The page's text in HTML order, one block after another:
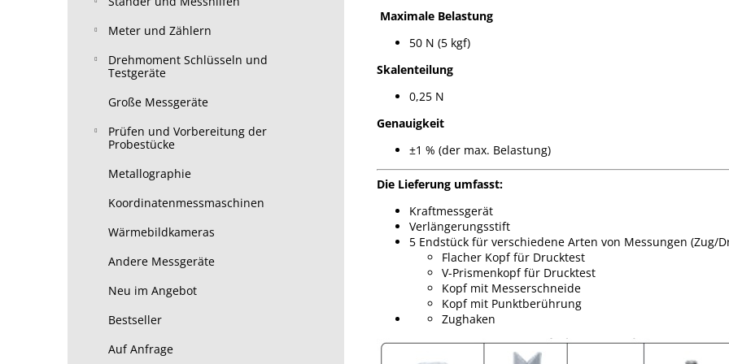
Meter und Zählern
Drehmoment Schlüsseln und
Testgeräte
Große Messgeräte
Prüfen und Vorbereitung der
Probestücke
Metallographie
Koordinatenmessmaschinen
Wärmebildkameras
Andere Messgeräte
Neu im Angebot
Bestseller
Auf Anfrage
Maximale Belastung
50 N (5 kgf)
Skalenteilung
0,25 N
Genauigkeit
±1 % (der max. Belastung)
Die Lieferung umfasst:
Kraftmessgerät
Verlängerungsstift
5 Endstück für verschiedene Arten von Messungen (Zug/
Flacher Kopf für Drucktest
V-Prismenkopf für Drucktest
Kopf mit Messerschneide
Kopf mit Punktberührung
Zughaken